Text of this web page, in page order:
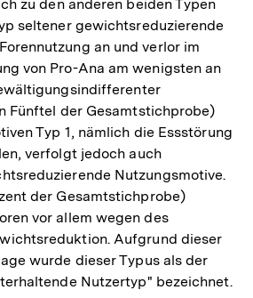
zu den anderen beiden Typen
seltener gewichtsreduzierende
an und verlor im
von Pro-Ana am wenigsten an
Fünftel der Gesamtstichprobe)
Typ 1, nämlich die Essstörung
verfolgt jedoch auch
Nutzungsmotive.
der Gesamtstichprobe)
vor allem wegen des
Aufgrund dieser
wurde dieser Typus als der
Nutzertyp" bezeichnet.